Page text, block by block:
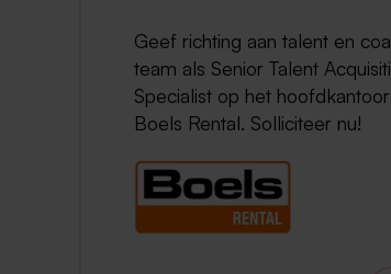
Geef richting aan talent en
team als Senior Talent
Specialist op het
Boels Rental. Solliciteer nu!